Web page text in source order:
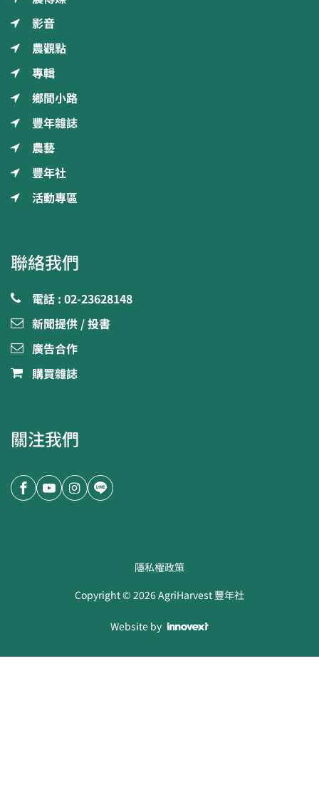
影音
農觀點
專輯
鄉間小路
豐年雜誌
農藝
豐年社
活動專區
聯絡我們
電話 : 02-23628148
新聞提供 / 投書
廣告合作
購買雜誌
關注我們
隱私權政策
Copyright ©2026AgriHarvest 豐年社
Website by